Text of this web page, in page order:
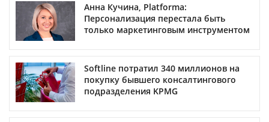
Анна Кучина, Platforma:
Персонализация перестала быть
только маркетинговым инструментом
Softline потратил 340 миллионов на
покупку бывшего консалтингового
подразделения KPMG